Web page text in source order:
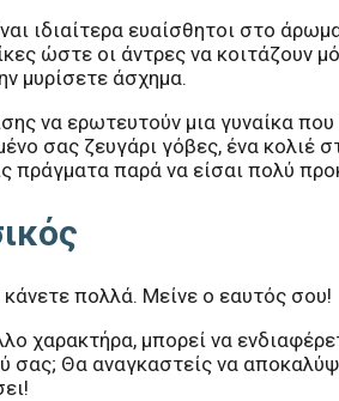
ιδιαίτερα ευαίσθητοι στο
ώστε οι άντρες να κοιτάζουν
μυρίσετε άσχημα.
να ερωτευτούν μια γυναίκα
σας ζευγάρι γόβες, ένα κολιέ
πράγματα παρά να είσαι πολύ
πολλά. Μείνε ο εαυτός σου!
χαρακτήρα, μπορεί να
σας; Θα αναγκαστείς να